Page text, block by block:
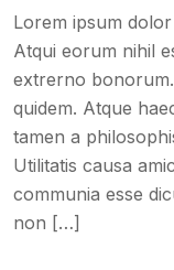
Lorem ipsum
Atqui eorum nihil
extrerno
quidem. Atque
tamen a
Utilitatis causa
communia esse
non […]